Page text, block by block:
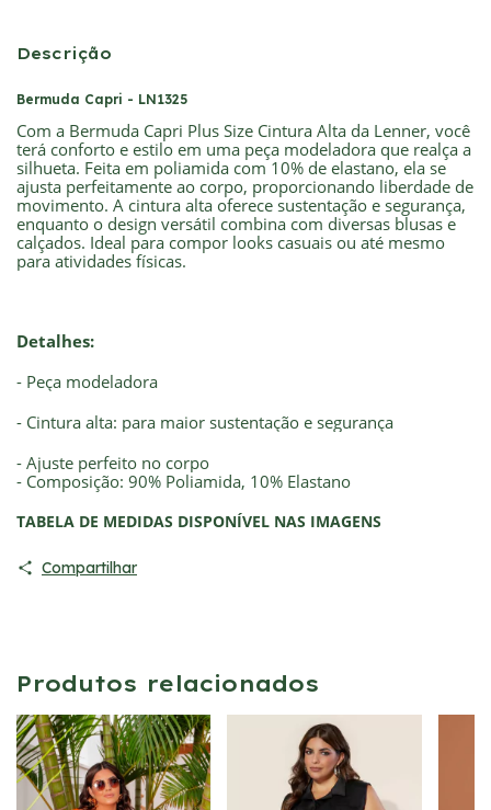
Descrição
Bermuda Capri - LN1325
Com a Bermuda Capri Plus Size Cintura Alta da Lenner, você
terá conforto e estilo em uma peça modeladora que realça a
silhueta. Feita em poliamida com 10% de elastano, ela se
ajusta perfeitamente ao corpo, proporcionando liberdade de
movimento. A cintura alta oferece sustentação e segurança,
enquanto o design versátil combina com diversas blusas e
calçados. Ideal para compor looks casuais ou até mesmo
para atividades físicas.
Detalhes:
- Peça modeladora
- Cintura alta: para maior sustentação e segurança
- Ajuste perfeito no corpo
- Composição: 90% Poliamida, 10% Elastano
TABELA DE MEDIDAS DISPONÍVEL NAS IMAGENS
Compartilhar
Produtos relacionados